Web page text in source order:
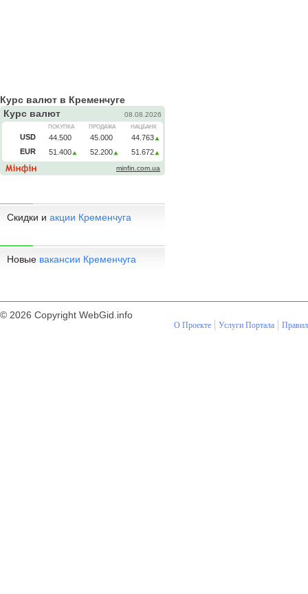
Курс валют в Кременчуге
Скидки и акции Кременчуга
Новые вакансии Кременчуга
© 2026 Copyright WebGid.info
О Проекте Услуги Портала